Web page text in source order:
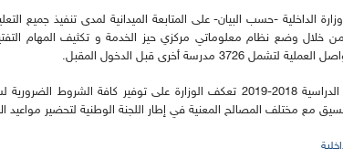
-حسب البيان- على المتابعة الميدانية لمدى تنفيذ جميع
من خلال وضع نظام معلوماتي مركزي حيز الخدمة و تكثيف المهام
وبخصوص امتحانات نهاية السنة الدراسية 2018-2019 تعكف الوزارة على توفير كافة
مع مختلف المصالح المعنية في إطار اللجنة الوطنية لتحضير مواعيد